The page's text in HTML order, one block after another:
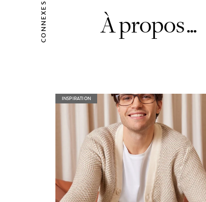
CONNEXES À propos…
INSPIRATION